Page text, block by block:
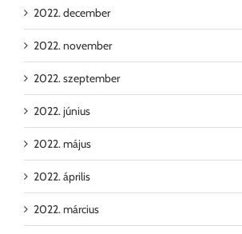
2022. december
2022. november
2022. szeptember
2022. június
2022. május
2022. április
2022. március